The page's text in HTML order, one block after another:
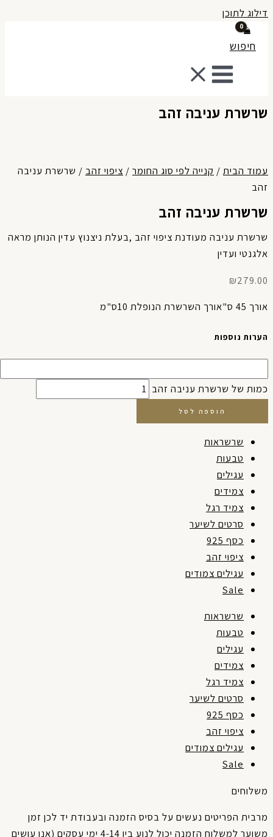
לתוכן
חיפוש
עניבה זהב
הבית/קנייה לפי סוג החומר/ציפוי זהב/ שרשרת עניבה
עניבה זהב
עניבה מעודנת ציפוי זהב ,בעלת ניצנוץ עדין הנותן מראה
ועדין
₪
השרשרת הנופלת 10ס"מ
נוספות
של שרשרת עניבה זהב
הוספה לסל
שרשראות
טבעות
עגילים
צמידים
צמיד רגל
סרטים לשיער
כסף 925
ציפוי זהב
עגילים צמודים
Sale
שרשראות
טבעות
עגילים
צמידים
צמיד רגל
סרטים לשיער
כסף 925
ציפוי זהב
עגילים צמודים
Sale
הפריטיםנעשיםעלבסיסהזמנה ובעבודת יד לכן זמן
למשלוחהזמנה יכול לנועבין4-14 ימיעסקים(אנו עושים